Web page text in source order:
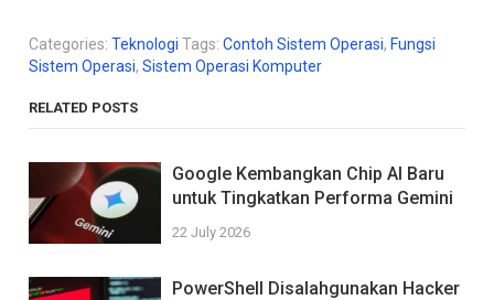
Categories:Teknologi Tags:Contoh Sistem Operasi, Fungsi
Sistem Operasi,Sistem Operasi Komputer
RELATED POSTS
Google Kembangkan Chip AI Baru
untuk Tingkatkan Performa Gemini
22 July 2026
PowerShell Disalahgunakan Hacker